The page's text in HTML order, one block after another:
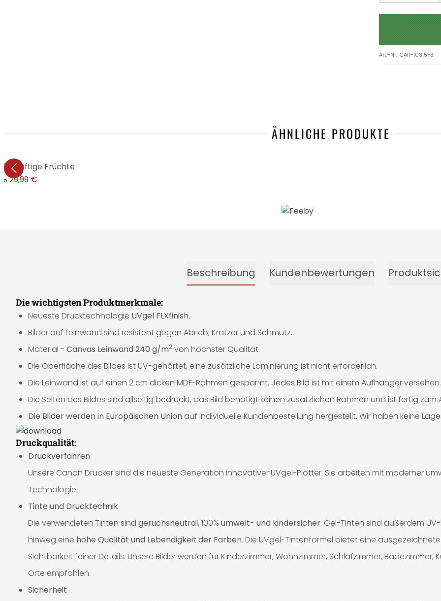
Art.-Nr.:CAR-10315-3
ÄHNLICHE PRODUKTE
Saftige Früchte
ab 29,99 €
Beschreibung Kundenbewertungen
Die wichtigsten Produktmerkmale:
Neueste Drucktechnologie UVgel FLXfinish.
Bilder auf Leinwand sind resistent gegen Abrieb, Kratzer und Schmutz.
Material - Canvas Leinwand 240 g/m2 von höchster Qualität.
Die Oberfläche des Bildes ist UV-gehärtet, eine zusätzliche Laminierung ist nicht erforderlich.
Die Leinwand ist auf einen 2 cm dicken MDF-Rahmen gespannt. Jedes Bild ist mit einem Aufhänger versehen.
Die Seiten des Bildes sind allseitig bedruckt, das Bild benötigt keinen zusätzlichen Rahmen und ist fertig zum
Die Bilder werden in Europäischen Union auf individuelle Kundenbestellung hergestellt. Wir haben keine
Druckqualität:
Druckverfahren
Unsere Canon Drucker sind die neueste Generation innovativer UVgel-Plotter. Sie arbeiten mit moderner
Technologie.
Tinte und Drucktechnik
Die verwendeten Tinten sind geruchsneutral, 100% umwelt- und kindersicher. Gel-Tinten sind außerdem
hinweg eine hohe Qualität und Lebendigkeit der Farben. Die UVgel-Tintenformel bietet eine
Sichtbarkeit feiner Details. Unsere Bilder werden für Kinderzimmer, Wohnzimmer, Schlafzimmer,
Orte empfohlen.
Sicherheit